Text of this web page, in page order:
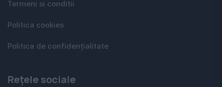
Termeni si conditii
Politica cookies
Politica de confidențialitate
Rețele sociale